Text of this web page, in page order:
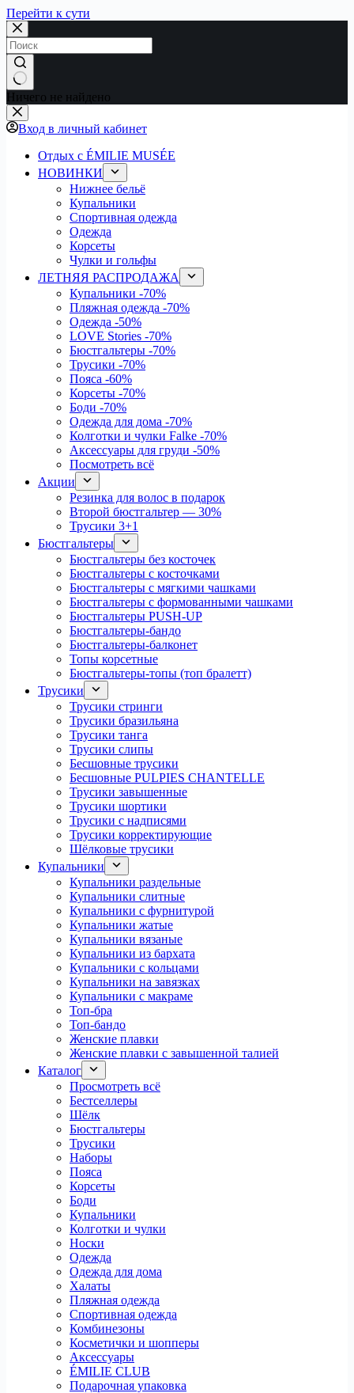
Перейти к сути
Ничего не найдено
Вход в личный кабинет
Отдых с ÉMILIE MUSÉE
НОВИНКИ
Нижнее бельё
Купальники
Спортивная одежда
Одежда
Корсеты
Чулки и гольфы
ЛЕТНЯЯ РАСПРОДАЖА
Купальники -70%
Пляжная одежда -70%
Одежда -50%
LOVE Stories -70%
Бюстгальтеры -70%
Трусики -70%
Пояса -60%
Корсеты -70%
Боди -70%
Одежда для дома -70%
Колготки и чулки Falke -70%
Аксессуары для груди -50%
Посмотреть всё
Акции
Резинка для волос в подарок
Второй бюстгальтер — 30%
Трусики 3+1
Бюстгальтеры
Бюстгальтеры без косточек
Бюстгальтеры с косточками
Бюстгальтеры с мягкими чашками
Бюстгальтеры с формованными чашками
Бюстгальтеры PUSH-UP
Бюстгальтеры-бандо
Бюстгальтеры-балконет
Топы корсетные
Бюстгальтеры-топы (топ бралетт)
Трусики
Трусики стринги
Трусики бразильяна
Трусики танга
Трусики слипы
Бесшовные трусики
Бесшовные PULPIES CHANTELLE
Трусики завышенные
Трусики шортики
Трусики с надписями
Трусики корректирующие
Шёлковые трусики
Купальники
Купальники раздельные
Купальники слитные
Купальники с фурнитурой
Купальники жатые
Купальники вязаные
Купальники из бархата
Купальники с кольцами
Купальники на завязках
Купальники с макраме
Топ-бра
Топ-бандо
Женские плавки
Женские плавки с завышенной талией
Каталог
Просмотреть всё
Бестселлеры
Шёлк
Бюстгальтеры
Трусики
Наборы
Пояса
Корсеты
Боди
Купальники
Колготки и чулки
Носки
Одежда
Одежда для дома
Халаты
Пляжная одежда
Спортивная одежда
Комбинезоны
Косметички и шопперы
Аксессуары
ÉMILIE CLUB
Подарочная упаковка